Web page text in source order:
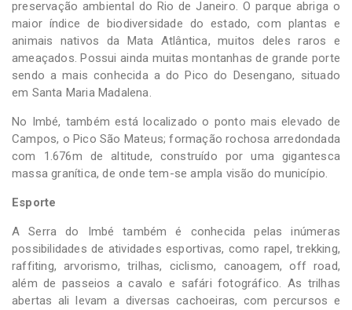
preservação ambiental do Rio de Janeiro. O parque abriga o
maior índice de biodiversidade do estado, com plantas e
animais nativos da Mata Atlântica, muitos deles raros e
ameaçados. Possui ainda muitas montanhas de grande porte
sendo a mais conhecida a do Pico do Desengano, situado
em Santa Maria Madalena.
No Imbé, também está localizado o ponto mais elevado de
Campos, o Pico São Mateus; formação rochosa arredondada
com 1.676m de altitude, construído por uma gigantesca
massa granítica, de onde tem-se ampla visão do município.
Esporte
A Serra do Imbé também é conhecida pelas inúmeras
possibilidades de atividades esportivas, como rapel, trekking,
raffiting, arvorismo, trilhas, ciclismo, canoagem, off road,
além de passeios a cavalo e safári fotográfico. As trilhas
abertas ali levam a diversas cachoeiras, com percursos e